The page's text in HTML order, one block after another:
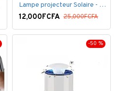
Lampe projecteur Solaire - Détecteur de mouvement - Intelligente 3 Face
12,000FCFA 25,000FCFA
-50 %